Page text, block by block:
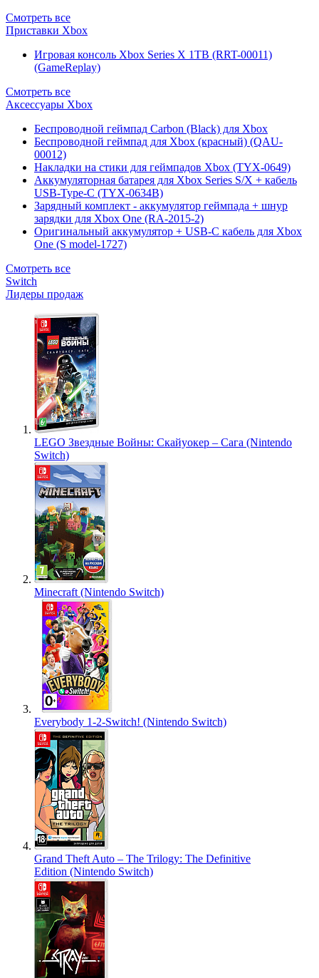
Смотреть все
Приставки Xbox
Игровая консоль Xbox Series X 1TB (RRT-00011)
(GameReplay)
Смотреть все
Аксессуары Xbox
Беспроводной геймпад Carbon (Black) для Xbox
Беспроводной геймпад для Xbox (красный) (QAU-
00012)
Накладки на стики для геймпадов Xbox (TYX-0649)
Аккумуляторная батарея для Xbox Series S/X + кабель
USB-Type-C (TYX-0634B)
Зарядный комплект - аккумулятор геймпада + шнур
зарядки для Xbox One (RA-2015-2)
Оригинальный аккумулятор + USB-C кабель для Xbox
One (S model-1727)
Смотреть все
Switch
Лидеры продаж
LEGO Звездные Войны: Скайуокер – Сага (Nintendo
Switch)
Minecraft (Nintendo Switch)
Everybody 1-2-Switch! (Nintendo Switch)
Grand Theft Auto – The Trilogy: The Definitive
Edition (Nintendo Switch)